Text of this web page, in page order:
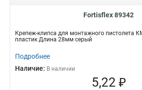
Fortisflex 89342
Крепеж-клипса для монтажного пистолета
пластик Длина 28мм серый
Подробнее
Наличие: В наличии
5,22 ₽